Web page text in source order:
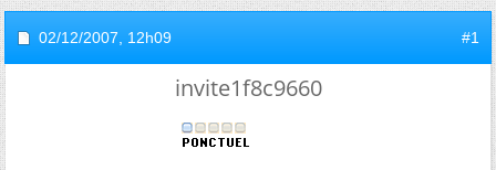
02/12/2007, 12h09 #1
invite1f8c9660